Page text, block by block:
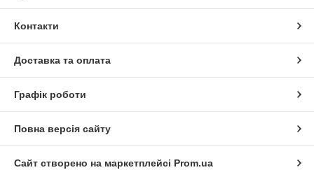
Контакти
Доставка та оплата
Графік роботи
Повна версія сайту
Сайт створено на маркетплейсі Prom.ua